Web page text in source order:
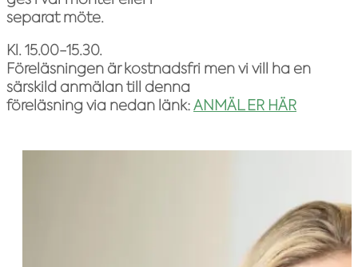
separat möte.
Kl. 15.00-15.30.
Föreläsningen är kostnadsfri men vi vill ha en
särskild anmälan till denna
föreläsning via nedan länk:ANMÄL ER HÄR